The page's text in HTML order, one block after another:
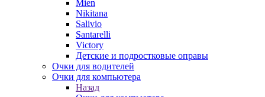
Mien
Nikitana
Salivio
Santarelli
Victory
Детские и подростковые оправы
Очки для водителей
Очки для компьютера
Назад